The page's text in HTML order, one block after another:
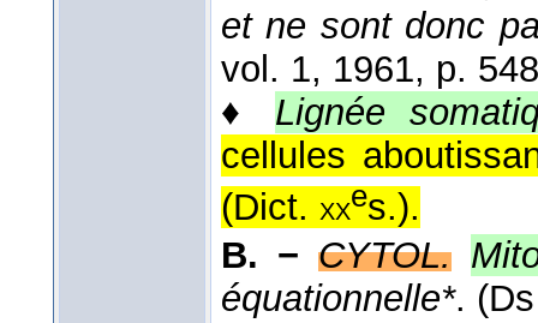
et ne sont donc
vol. 1, 1961, p.
♦ Lignée
cellules
(Dict. xxes.).
B. − CYTOL.
équationnelle*.